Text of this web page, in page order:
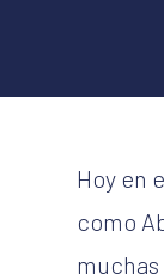
Hoy en
como